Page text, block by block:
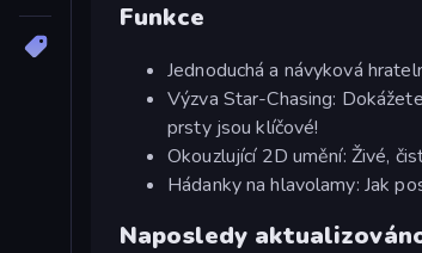
Funkce
Jednoduchá a návyková
Výzva Star-Chasing:
prsty jsou klíčové!
Okouzlující 2D umění: Živé,
Hádanky na hlavolamy: Jak
Naposledy